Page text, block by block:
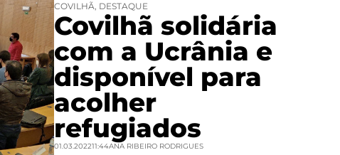
COVILHÃ, DESTAQUE
Covilhã solidária
com a Ucrânia e
disponível para
acolher
refugiados
01.03.202211:44ANA RIBEIRO RODRIGUES